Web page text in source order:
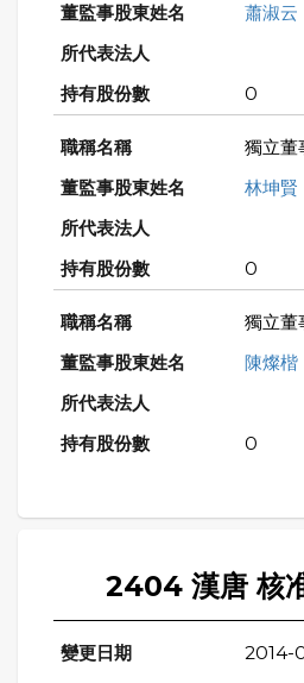
蕭淑云
0
獨立董
林坤賢
0
獨立董
陳燦楷
0
2404 漢唐 核
2014-